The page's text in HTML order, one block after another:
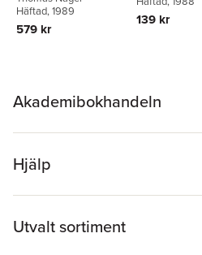
Häftad, 1989
579 kr
139 kr
Akademibokhandeln
Hjälp
Utvalt sortiment